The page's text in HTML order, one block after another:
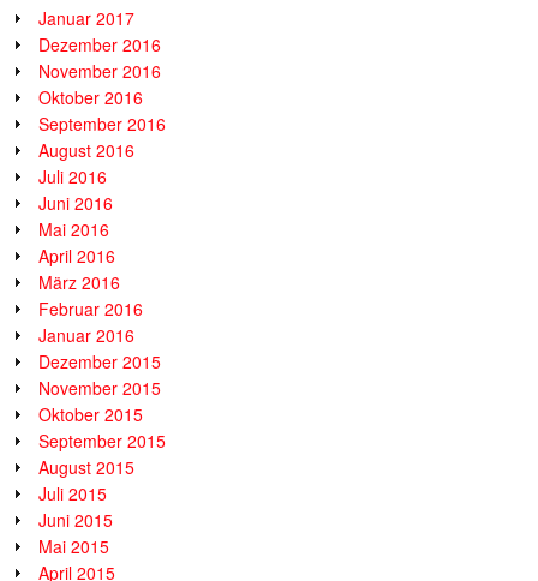
Januar 2017
Dezember 2016
November 2016
Oktober 2016
September 2016
August 2016
Juli 2016
Juni 2016
Mai 2016
April 2016
März 2016
Februar 2016
Januar 2016
Dezember 2015
November 2015
Oktober 2015
September 2015
August 2015
Juli 2015
Juni 2015
Mai 2015
April 2015